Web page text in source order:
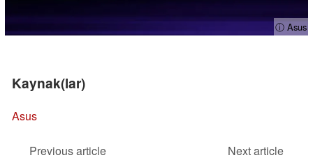
ⓘ Asus
Kaynak(lar)
Asus
Previous article
Next article